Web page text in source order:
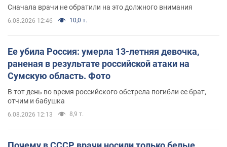
Сначала врачи не обратили на это должного внимания
6.08.2026 12:46 10,0 т.
Ее убила Россия: умерла 13-летняя девочка,
раненая в результате российской атаки на
Сумскую область. Фото
В тот день во время российского обстрела погибли ее брат,
отчим и бабушка
6.08.2026 12:13 8,9 т.